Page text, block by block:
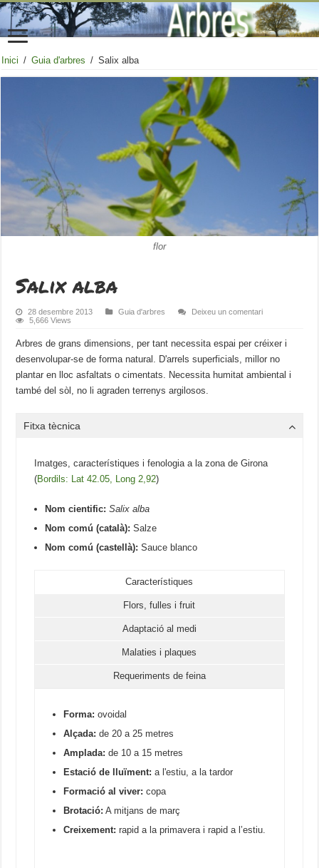
Inici / Guia d'arbres / Salix alba
flor
Salix alba
28 desembre 2013 Guia d'arbres
Deixeu un comentari
5,666 Views
Arbres de grans dimensions, per tant necessita espai per créixer i
desenvolupar-se de forma natural. D'arrels superficials, millor no
plantar en lloc asfaltats o cimentats. Necessita humitat ambiental i
també del sòl, no li agraden terrenys argilosos.
Fitxa tècnica
Imatges, característiques i fenologia a la zona de Girona
(Bordils: Lat 42.05, Long 2,92)
Nom cientific: Salix alba
Nom comú (català): Salze
Nom comú (castellà): Sauce blanco
Característiques
Flors, fulles i fruit
Adaptació al medi
Malaties i plaques
Requeriments de feina
Forma: ovoidal
Alçada: de 20 a 25 metres
Amplada: de 10 a 15 metres
Estació de lluïment: a l'estiu, a la tardor
Formació al viver: copa
Brotació: A mitjans de març
Creixement: rapid a la primavera i rapid a l’estiu.